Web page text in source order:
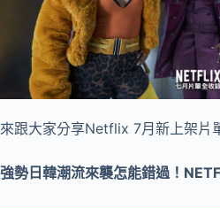
來跟大家分享Netflix 7月新上架片
強勢日韓潮流來襲怎能錯過！